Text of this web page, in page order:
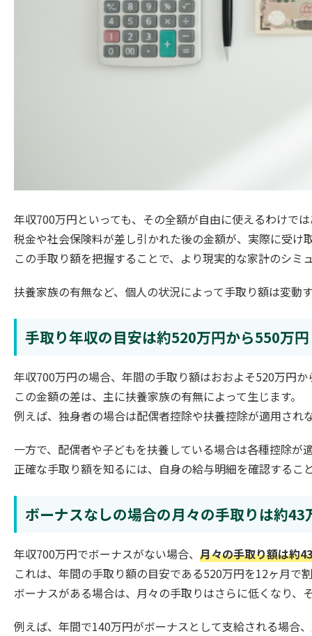
年収700万円といっても、その全額が自由に使えるわけで
税金や社会保険料が差し引かれた後の金額が、実際に受け
この手取り額を把握することで、より現実的な家計のシ
扶養家族の有無など、個人の状況によって手取り額は変動
手取り年収の目安は約520万円から550万円
年収700万円の場合、年間の手取り額はおおよそ520万円
この金額の差は、主に扶養家族の有無によって生じます。
例えば、独身者の場合は配偶者控除や扶養控除が適用され
一方で、配偶者や子どもを扶養している場合は各種控除
正確な手取り額を知るには、自身の給与明細を確認するこ
ボーナスなしの場合の月々の手取りは約43
年収700万円でボーナスがない場合、 月々の手取り額は約
これは、年間の手取り額の目安である520万円を12ヶ月で
ボーナスがある場合は、月々の手取りはさらに低くなり、
例えば、年間で140万円がボーナスとして支給される場合